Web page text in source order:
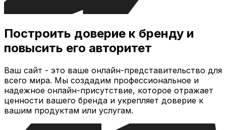
Построить доверие к бренду и
повысить его авторитет
Ваш сайт - это ваше онлайн-представительство для
всего мира. Мы создадим профессиональное и
надежное онлайн-присутствие, которое отражает
ценности вашего бренда и укрепляет доверие к
вашим продуктам или услугам.